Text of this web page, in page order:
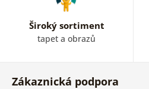
Široký sortiment
tapet a obrazů
Zákaznická podpora